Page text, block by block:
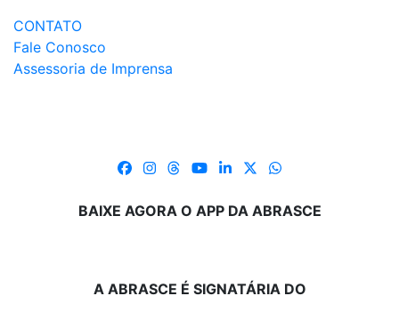
CONTATO
Fale Conosco
Assessoria de Imprensa
BAIXE AGORA O APP DA ABRASCE
A ABRASCE É SIGNATÁRIA DO